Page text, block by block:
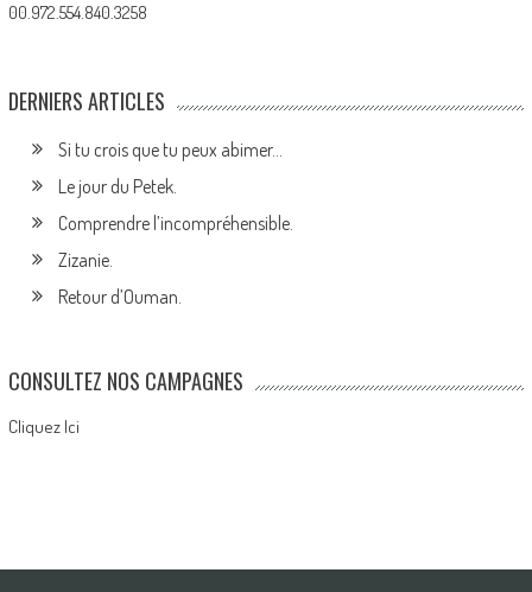
00.972.554.840.3258
DERNIERS ARTICLES
Si tu crois que tu peux abimer…
Le jour du Petek.
Comprendre l’incompréhensible.
Zizanie.
Retour d’Ouman.
CONSULTEZ NOS CAMPAGNES
Cliquez Ici